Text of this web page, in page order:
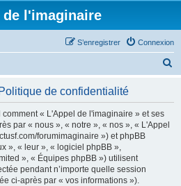
de l'imaginaire
Connexion
S’enregistrer
de confidentialité
« L'Appel de l'imaginaire » et ses
par « nous », « notre », « nos », « L'Appel
forumimaginaire ») et phpBB
», « leur », « logiciel phpBB »,
», « Équipes phpBB ») utilisent
pendant n’importe quelle session
ci-après par « vos informations »).